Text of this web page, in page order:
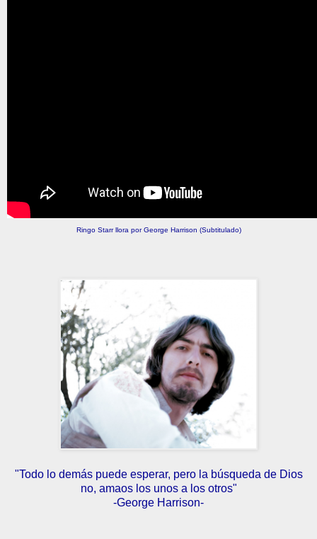
Ringo Starr llora por George Harrison (Subtitulado)
"Todo lo demás puede esperar, pero la búsqueda de Dios
no, amaos los unos a los otros"
-George Harrison-